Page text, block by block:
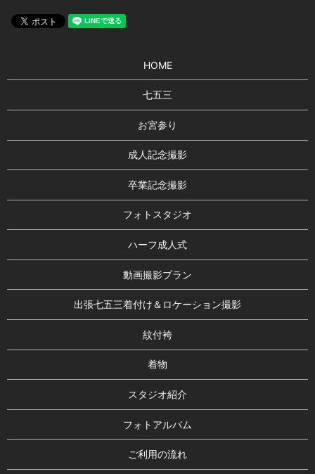
HOME
七五三
お宮参り
成人記念撮影
卒業記念撮影
フォトスタジオ
ハーフ成人式
動画撮影プラン
出張七五三着付け＆ロケーション撮影
紋付袴
着物
スタジオ紹介
フォトアルバム
ご利用の流れ